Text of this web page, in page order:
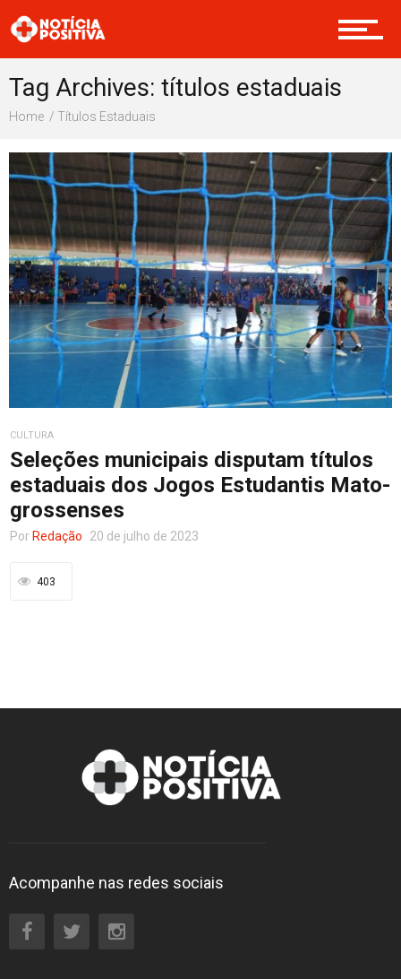
Boas Ações
Opinião
Entretenimento
Contato
Tag Archives: títulos estaduais
Home Títulos Estaduais
CULTURA
Seleções municipais disputam títulos
estaduais dos Jogos Estudantis Mato-
grossenses
Por Redação 20 de julho de 2023
403
Acompanhe nas redes sociais